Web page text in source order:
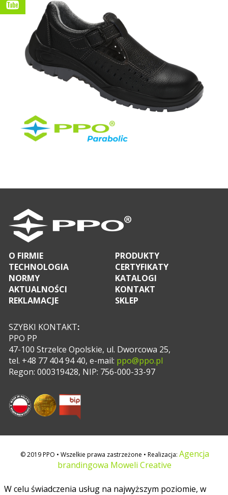
O FIRMIE
PRODUKTY
TECHNOLOGIA
CERTYFIKATY
NORMY
KATALOGI
AKTUALNOŚCI
KONTAKT
REKLAMACJE
SKLEP
SZYBKI KONTAKT:
PPO PP
47-100 Strzelce Opolskie, ul. Dworcowa 25,
tel. +48 77 404 94 40, e-mail: ppo@ppo.pl
Regon: 000319428, NIP: 756-000-33-97
© 2019 PPO • Wszelkie prawa zastrzeżone • Realizacja: Agencja
brandingowa Moweli Creative
W celu świadczenia usług na najwyższym poziomie, w